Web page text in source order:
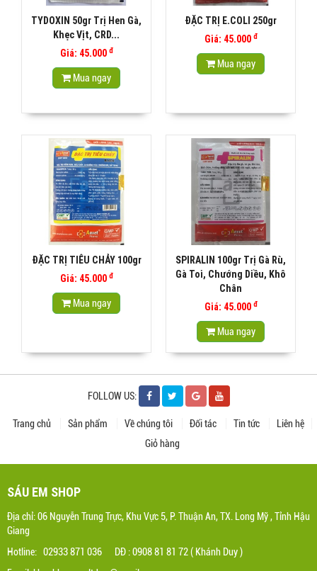
TYDOXIN 50gr Trị Hen Gà,
Khẹc Vịt, CRD...
Giá: 45.000 đ
Mua ngay
ĐẶC TRỊ E.COLI 250gr
Giá: 45.000 đ
Mua ngay
ĐẶC TRỊ TIÊU CHẢY 100gr
Giá: 45.000 đ
Mua ngay
SPIRALIN 100gr Trị Gà Rù,
Gà Toi, Chướng Diều, Khô
Chân
Giá: 45.000 đ
Mua ngay
FOLLOW US:
Trang chủ Sản phẩm Về chúng tôi Đối tác Tin tức
Liên hệ
Giỏ hàng
SÁU EM SHOP
Địa chỉ: 06 Nguyễn Trung Trực, Khu Vực 5, P. Thuận An, TX. Long Mỹ , Tỉnh Hậu
Giang
Hotline: 02933 871 036 DĐ : 0908 81 81 72 ( Khánh Duy )